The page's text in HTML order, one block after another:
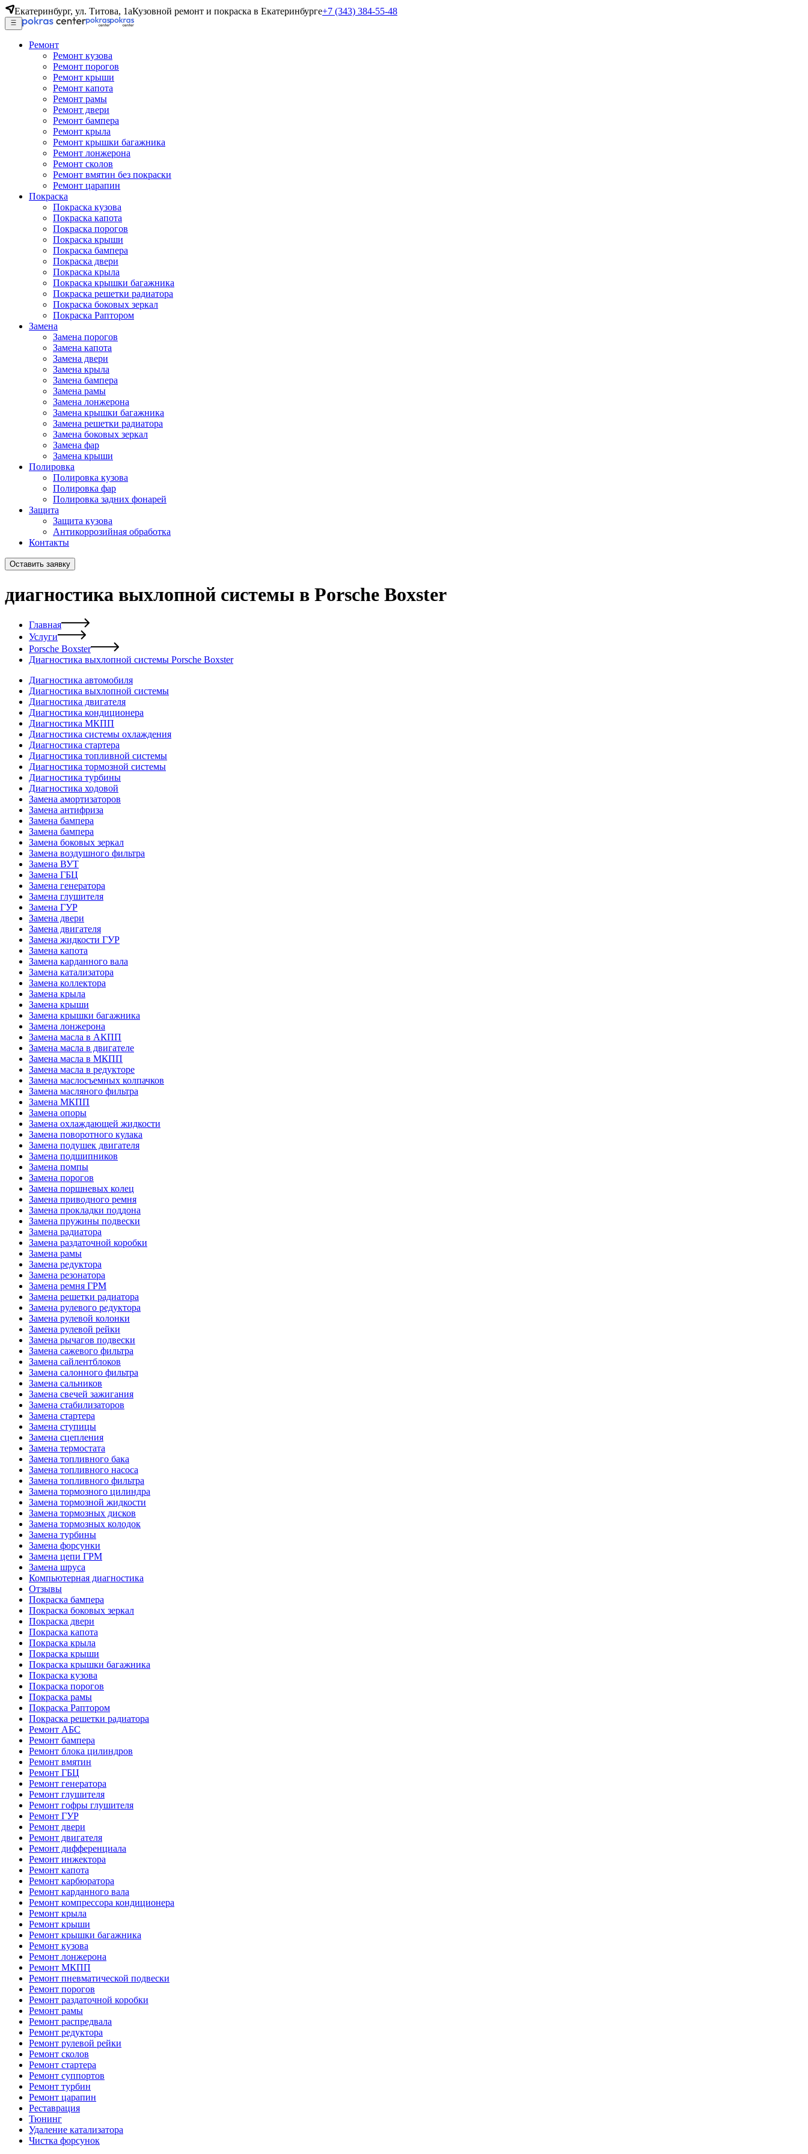
Екатеринбург, ул. Титова, 1аКузовной ремонт и покраска в Екатеринбурге+7 (343) 384-55-48
Ремонт
Ремонт кузова
Ремонт порогов
Ремонт крыши
Ремонт капота
Ремонт рамы
Ремонт двери
Ремонт бампера
Ремонт крыла
Ремонт крышки багажника
Ремонт лонжерона
Ремонт сколов
Ремонт вмятин без покраски
Ремонт царапин
Покраска
Покраска кузова
Покраска капота
Покраска порогов
Покраска крыши
Покраска бампера
Покраска двери
Покраска крыла
Покраска крышки багажника
Покраска решетки радиатора
Покраска боковых зеркал
Покраска Раптором
Замена
Замена порогов
Замена капота
Замена двери
Замена крыла
Замена бампера
Замена рамы
Замена лонжерона
Замена крышки багажника
Замена решетки радиатора
Замена боковых зеркал
Замена фар
Замена крыши
Полировка
Полировка кузова
Полировка фар
Полировка задних фонарей
Защита
Защита кузова
Антикоррозийная обработка
Контакты
Оставить заявку
диагностика выхлопной системы в Porsche Boxster
Главная
Услуги
Porsche Boxster
Диагностика выхлопной системы Porsche Boxster
Диагностика автомобиля
Диагностика выхлопной системы
Диагностика двигателя
Диагностика кондиционера
Диагностика МКПП
Диагностика системы охлаждения
Диагностика стартера
Диагностика топливной системы
Диагностика тормозной системы
Диагностика турбины
Диагностика ходовой
Замена амортизаторов
Замена антифриза
Замена бампера
Замена бампера
Замена боковых зеркал
Замена воздушного фильтра
Замена ВУТ
Замена ГБЦ
Замена генератора
Замена глушителя
Замена ГУР
Замена двери
Замена двигателя
Замена жидкости ГУР
Замена капота
Замена карданного вала
Замена катализатора
Замена коллектора
Замена крыла
Замена крыши
Замена крышки багажника
Замена лонжерона
Замена масла в АКПП
Замена масла в двигателе
Замена масла в МКПП
Замена масла в редукторе
Замена маслосъемных колпачков
Замена масляного фильтра
Замена МКПП
Замена опоры
Замена охлаждающей жидкости
Замена поворотного кулака
Замена подушек двигателя
Замена подшипников
Замена помпы
Замена порогов
Замена поршневых колец
Замена приводного ремня
Замена прокладки поддона
Замена пружины подвески
Замена радиатора
Замена раздаточной коробки
Замена рамы
Замена редуктора
Замена резонатора
Замена ремня ГРМ
Замена решетки радиатора
Замена рулевого редуктора
Замена рулевой колонки
Замена рулевой рейки
Замена рычагов подвески
Замена сажевого фильтра
Замена сайлентблоков
Замена салонного фильтра
Замена сальников
Замена свечей зажигания
Замена стабилизаторов
Замена стартера
Замена ступицы
Замена сцепления
Замена термостата
Замена топливного бака
Замена топливного насоса
Замена топливного фильтра
Замена тормозного цилиндра
Замена тормозной жидкости
Замена тормозных дисков
Замена тормозных колодок
Замена турбины
Замена форсунки
Замена цепи ГРМ
Замена шруса
Компьютерная диагностика
Отзывы
Покраска бампера
Покраска боковых зеркал
Покраска двери
Покраска капота
Покраска крыла
Покраска крыши
Покраска крышки багажника
Покраска кузова
Покраска порогов
Покраска рамы
Покраска Раптором
Покраска решетки радиатора
Ремонт АБС
Ремонт бампера
Ремонт блока цилиндров
Ремонт вмятин
Ремонт ГБЦ
Ремонт генератора
Ремонт глушителя
Ремонт гофры глушителя
Ремонт ГУР
Ремонт двери
Ремонт двигателя
Ремонт дифференциала
Ремонт инжектора
Ремонт капота
Ремонт карбюратора
Ремонт карданного вала
Ремонт компрессора кондиционера
Ремонт крыла
Ремонт крыши
Ремонт крышки багажника
Ремонт кузова
Ремонт лонжерона
Ремонт МКПП
Ремонт пневматической подвески
Ремонт порогов
Ремонт раздаточной коробки
Ремонт рамы
Ремонт распредвала
Ремонт редуктора
Ремонт рулевой рейки
Ремонт сколов
Ремонт стартера
Ремонт суппортов
Ремонт турбин
Ремонт царапин
Реставрация
Тюнинг
Удаление катализатора
Чистка форсунок